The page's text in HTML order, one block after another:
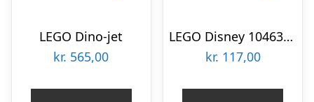
LEGO Dino-jet
kr. 565,00
LEGO Disney 10463 Spidey-Rex-dinosaur mod Green Goblin
kr. 117,00